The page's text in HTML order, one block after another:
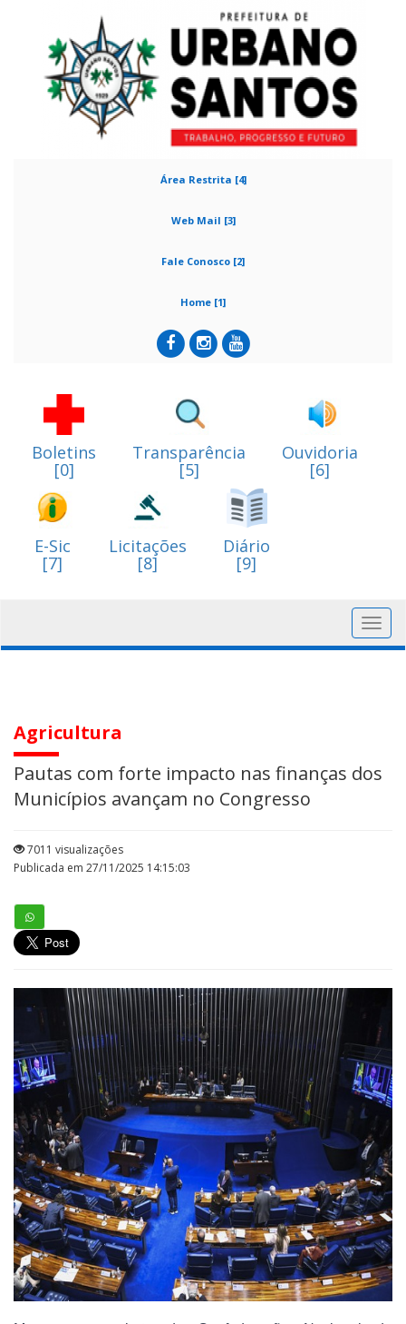
Área Restrita [4]
Web Mail [3]
Fale Conosco [2]
Home [1]
Boletins
[0]
Transparência
[5]
Ouvidoria
[6]
E-Sic
[7]
Licitações
[8]
Diário
[9]
Agricultura
Pautas com forte impacto nas finanças dos
Municípios avançam no Congresso
7011 visualizações
Publicada em 27/11/2025 14:15:03